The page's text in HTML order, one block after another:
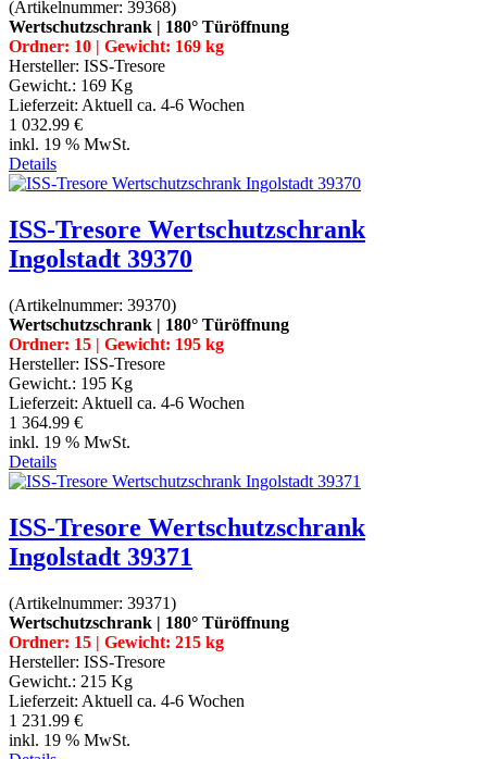
(Artikelnummer: 39368)
Wertschutzschrank | 180° Türöffnung
Ordner: 10 | Gewicht: 169 kg
Hersteller: ISS-Tresore
Gewicht.: 169 Kg
Lieferzeit: Aktuell ca. 4-6 Wochen
1 032.99 €
inkl. 19 % MwSt.
Details
ISS-Tresore Wertschutzschrank
Ingolstadt 39370
(Artikelnummer: 39370)
Wertschutzschrank | 180° Türöffnung
Ordner: 15 | Gewicht: 195 kg
Hersteller: ISS-Tresore
Gewicht.: 195 Kg
Lieferzeit: Aktuell ca. 4-6 Wochen
1 364.99 €
inkl. 19 % MwSt.
Details
ISS-Tresore Wertschutzschrank
Ingolstadt 39371
(Artikelnummer: 39371)
Wertschutzschrank | 180° Türöffnung
Ordner: 15 | Gewicht: 215 kg
Hersteller: ISS-Tresore
Gewicht.: 215 Kg
Lieferzeit: Aktuell ca. 4-6 Wochen
1 231.99 €
inkl. 19 % MwSt.